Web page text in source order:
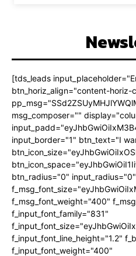
[tds_leads
btn_horiz_align="content-horiz-
msg_composer=""
input_border="1" btn_text="I
btn_radius="0"
f_msg_font_weight="400"
f_input_font_family="831"
f_input_font_line_height="1.2"
f_input_font_weight="400"